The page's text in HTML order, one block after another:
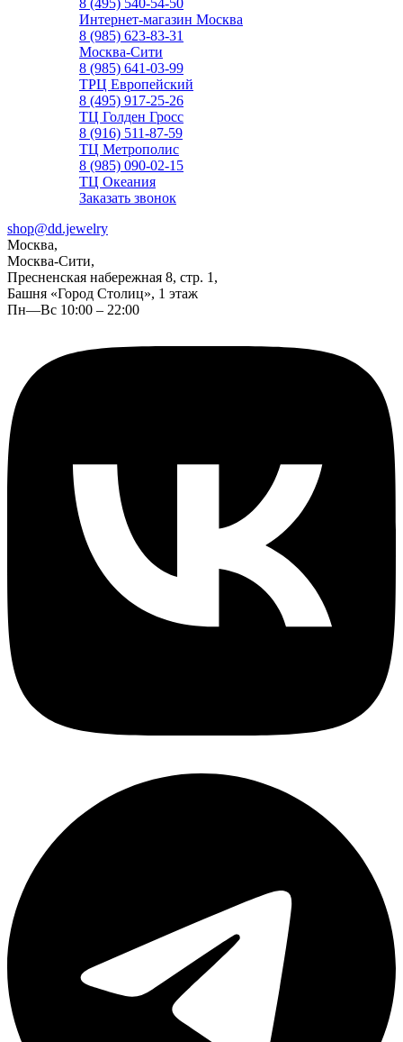
8 (495) 540-54-50
Интернет-магазин Москва
8 (985) 623-83-31
Москва-Сити
8 (985) 641-03-99
ТРЦ Европейский
8 (495) 917-25-26
ТЦ Голден Гросс
8 (916) 511-87-59
ТЦ Метрополис
8 (985) 090-02-15
ТЦ Океания
Заказать звонок
shop@dd.jewelry
Москва,
Москва-Сити,
Пресненская набережная 8, стр. 1,
Башня «Город Столиц», 1 этаж
Пн—Вс 10:00 – 22:00